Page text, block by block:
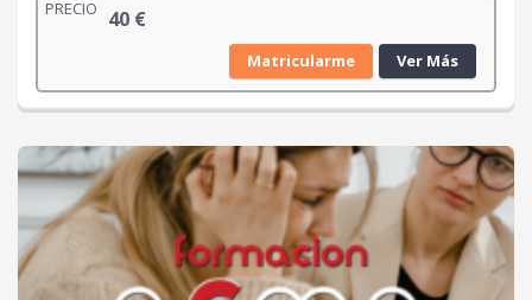
PRECIO 40 €
Matricularme Ver Más